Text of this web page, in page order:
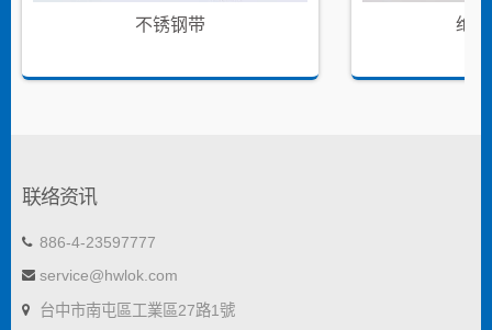
不锈钢带 绝
联络资讯
886-4-23597777
service@hwlok.com
台中市南屯區工業區27路1號